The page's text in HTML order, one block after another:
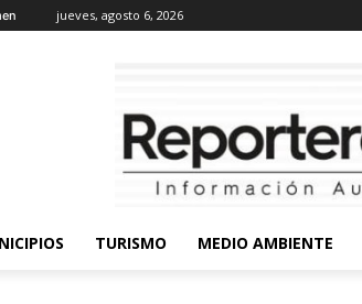
jueves, agosto 6, 2026
TURISMO MEDIO AMBIENTE